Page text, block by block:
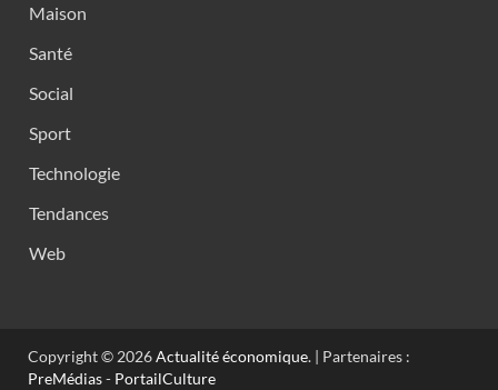
Maison
Santé
Social
Sport
Technologie
Tendances
Web
Copyright © 2026Actualité économique. | Partenaires :
PreMédias- PortailCulture